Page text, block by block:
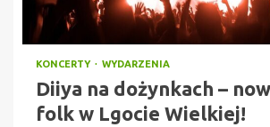
KONCERTY WYDARZENIA
Diiya na dożynkach –
folk w Lgocie Wielkiej!